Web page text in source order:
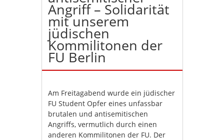
Angriff – Solidarität
mit unserem
jüdischen
Kommilitonen der
FU Berlin
Am Freitagabend wurde ein jüdischer
FU Student Opfer eines unfassbar
brutalen und antisemitischen
Angriffs, vermutlich durch einen
anderen Kommilitonen der FU. Der